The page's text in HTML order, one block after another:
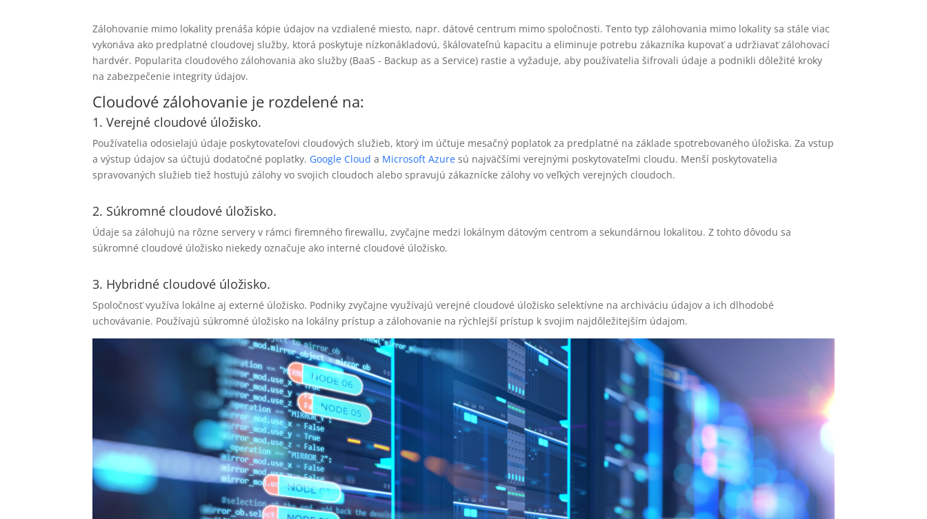
Zálohovanie mimo lokality prenáša kópie údajov na vzdialené miesto, napr. dátové centrum mimo spoločnosti. Tento typ zálohovania mimo lokality sa stále viac
vykonáva ako predplatné cloudovej služby, ktorá poskytuje nízkonákladovú, škálovateľnú kapacitu a eliminuje potrebu zákazníka kupovať a udržiavať zálohovací
hardvér. Popularita cloudového zálohovania ako služby (BaaS - Backup as a Service) rastie a vyžaduje, aby používatelia šifrovali údaje a podnikli dôležité kroky
na zabezpečenie integrity údajov.
Cloudové zálohovanie je rozdelené na:
1. Verejné cloudové úložisko.
Používatelia odosielajú údaje poskytovateľovi cloudových služieb, ktorý im účtuje mesačný poplatok za predplatné na základe spotrebovaného úložiska. Za vstup
a výstup údajov sa účtujú dodatočné poplatky. Google Clouda Microsoft Azure sú najväčšími verejnými poskytovateľmi cloudu. Menší poskytovatelia
spravovaných služieb tiež hosťujú zálohy vo svojich cloudoch alebo spravujú zákaznícke zálohy vo veľkých verejných cloudoch.
2. Súkromné ​​cloudové úložisko.
Údaje sa zálohujú na rôzne servery v rámci firemného firewallu, zvyčajne medzi lokálnym dátovým centrom a sekundárnou lokalitou. Z tohto dôvodu sa
súkromné ​​cloudové úložisko niekedy označuje ako interné cloudové úložisko.
3. Hybridné cloudové úložisko.
Spoločnosť využíva lokálne aj externé úložisko. Podniky zvyčajne využívajú verejné cloudové úložisko selektívne na archiváciu údajov a ich dlhodobé
uchovávanie. Používajú súkromné ​​úložisko na lokálny prístup a zálohovanie na rýchlejší prístup k svojim najdôležitejším údajom.